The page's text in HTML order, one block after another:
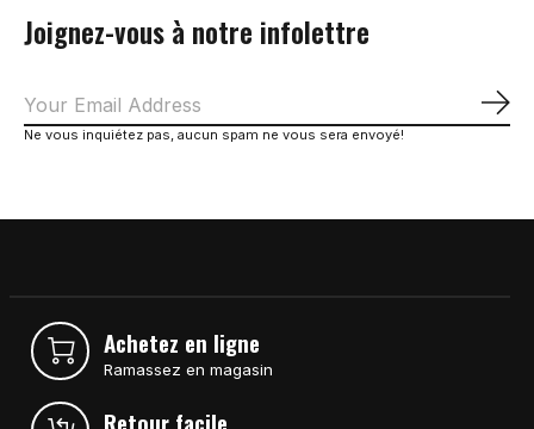
Joignez-vous à notre infolettre
Ne vous inquiétez pas, aucun spam ne vous sera envoyé!
Achetez en ligne
Ramassez en magasin